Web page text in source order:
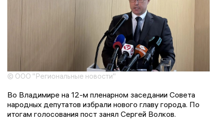
© ООО "Региональные новости"
Во Владимире на 12-м пленарном заседании Совета
народных депутатов избрали нового главу города. По
итогам голосования пост занял Сергей Волков.